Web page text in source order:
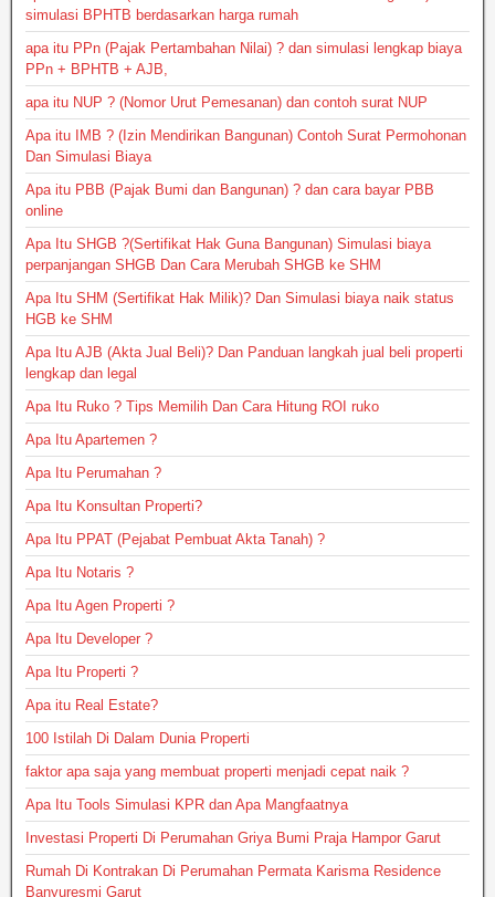
simulasi BPHTB berdasarkan harga rumah
apa itu PPn (Pajak Pertambahan Nilai) ? dan simulasi lengkap biaya
PPn + BPHTB + AJB,
apa itu NUP ? (Nomor Urut Pemesanan) dan contoh surat NUP
Apa itu IMB ? (Izin Mendirikan Bangunan) Contoh Surat Permohonan
Dan Simulasi Biaya
Apa itu PBB (Pajak Bumi dan Bangunan) ? dan cara bayar PBB
online
Apa Itu SHGB ?(Sertifikat Hak Guna Bangunan) Simulasi biaya
perpanjangan SHGB Dan Cara Merubah SHGB ke SHM
Apa Itu SHM (Sertifikat Hak Milik)? Dan Simulasi biaya naik status
HGB ke SHM
Apa Itu AJB (Akta Jual Beli)? Dan Panduan langkah jual beli properti
lengkap dan legal
Apa Itu Ruko ? Tips Memilih Dan Cara Hitung ROI ruko
Apa Itu Apartemen ?
Apa Itu Perumahan ?
Apa Itu Konsultan Properti?
Apa Itu PPAT (Pejabat Pembuat Akta Tanah) ?
Apa Itu Notaris ?
Apa Itu Agen Properti ?
Apa Itu Developer ?
Apa Itu Properti ?
Apa itu Real Estate?
100 Istilah Di Dalam Dunia Properti
faktor apa saja yang membuat properti menjadi cepat naik ?
Apa Itu Tools Simulasi KPR dan Apa Mangfaatnya
Investasi Properti Di Perumahan Griya Bumi Praja Hampor Garut
Rumah Di Kontrakan Di Perumahan Permata Karisma Residence
Banyuresmi Garut